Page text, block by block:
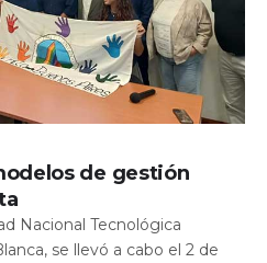
de gestión
Nacional Tecnológica
se llevó a cabo el 2 de